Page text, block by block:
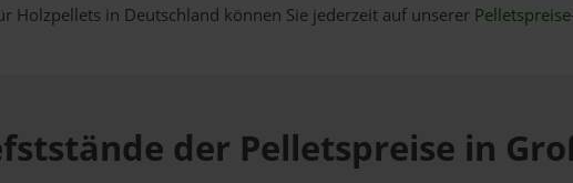
Holzpellets in Deutschland können Sie jederzeit auf unserer Pelletspreise
der Pelletspreise in